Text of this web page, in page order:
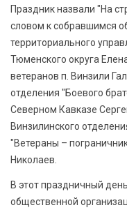
Праздник назвали "На
словом к собравшимся
территориального
Тюменского округа
ветеранов п. Винзили
отделения "Боевого
Северном Кавказе
Винзилинского
"Ветераны –
Николаев.
В этот праздничный
общественной